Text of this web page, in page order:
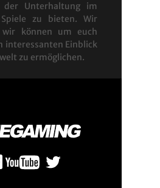
der Unterhaltung im
zu bieten. Wir
wir können um euch
interessanten Einblick
zu ermöglichen.